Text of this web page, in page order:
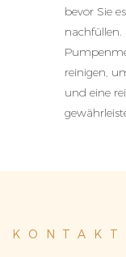
bevor Sie
reinigen,
und eine